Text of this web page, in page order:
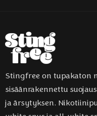
Stingfree on tupakaton
sisäänrakennettu
ja ärsytyksen.